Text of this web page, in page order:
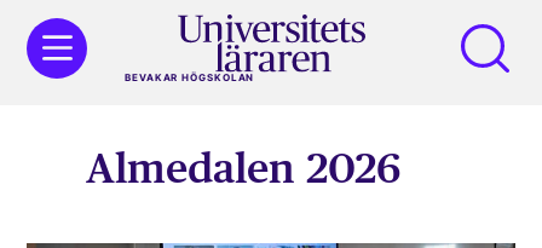
BEVAKAR HÖGSKOLAN
Almedalen 2026